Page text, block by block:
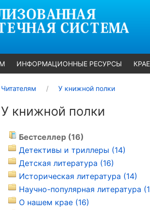
ИНФОРМАЦИОННЫЕ РЕСУРСЫ
Читателям У книжной полки
У книжной полки
Бестселлер (16)
Детективы и триллеры (14)
Детская литература (16)
Историческая литература (14)
Научно-популярная литература
О нашем крае (16)